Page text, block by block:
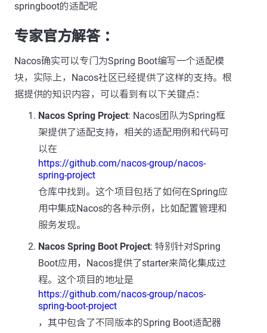
springboot的适配呢
专家官方解答 ：
Nacos确实可以专门为Spring Boot编写一个适配模
块，实际上，Nacos社区已经提供了这样的支持。根
据提供的知识内容，可以看到有以下关键点：
Nacos Spring Project: Nacos团队为Spring框
架提供了适配支持，相关的适配用例和代码可
以在
https://github.com/nacos-group/nacos-
spring-project
仓库中找到。这个项目包括了如何在Spring应
用中集成Nacos的各种示例，比如配置管理和
服务发现。
Nacos Spring Boot Project: 特别针对Spring
Boot应用，Nacos提供了starter来简化集成过
程。这个项目的地址是
https://github.com/nacos-group/nacos-
spring-boot-project
，其中包含了不同版本的Spring Boot适配器